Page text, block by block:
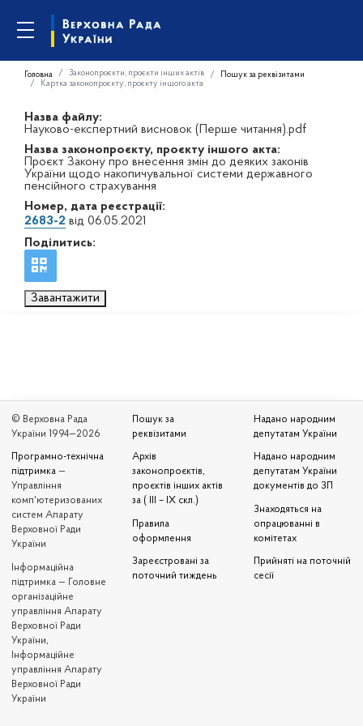
Головна Законопроєкти, проєкти інших актів
Пошук за реквізитами
Картка законопроєкту, проєкту іншого акта
Назва файлу:
Науково-експертний висновок (Перше читання).pdf
Назва законопроєкту, проєкту іншого акта:
Проєкт Закону про внесення змін до деяких законів
України щодо накопичувальної системи державного
пенсійного страхування
Номер, дата реєстрації:
2683-2 від 06.05.2021
Поділитись:
Завантажити
© Верховна Рада
України 1994—2026
Програмно-технічна
підтримка —
Управління
комп'ютеризованих
систем Апарату
Верховної Ради
України
Iнформаційна
підтримка — Головне
організаційне
управління Апарату
Верховної Ради
України,
Інформаційне
управління Апарату
Верховної Ради
України
Пошук за
реквізитами
Архів
законопроєктів,
проєктів інших актів
за ( III – IX скл.)
Правила
оформлення
Зареєстровані за
поточний тиждень
Надано народним
депутатам України
Надано народним
депутатам України
документів до ЗП
Знаходяться на
опрацюванні в
комітетах
Прийняті на поточній
сесії